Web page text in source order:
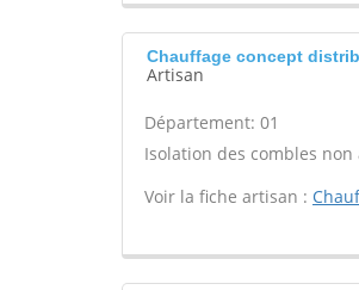
Chauffage concept
Artisan
Département: 01
Isolation des combles non
Voir la fiche artisan :